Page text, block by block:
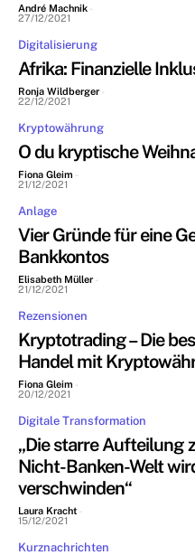
André Machnik -
27/12/2021
Digitalisierung
Afrika: Finanzielle
Ronja Wildberger -
22/12/2021
Kryptowährung
O du kryptische
Fiona Gleim -
21/12/2021
Anlage
Vier Gründe für eine
Bankkontos
Elisabeth Müller -
21/12/2021
Rezensionen
Kryptotrading – Die
Handel mit
Fiona Gleim -
20/12/2021
Digitale Transformation
„Die starre Aufteilung
Nicht-Banken-Welt
verschwinden“
Laura Kracht -
15/12/2021
Kurznachrichten